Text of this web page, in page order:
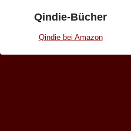
Qindie-Bücher
Qindie bei Amazon